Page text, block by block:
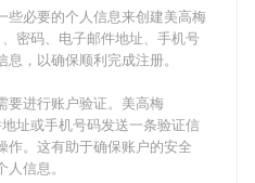
些必要的个人信息来创建美高梅
密码、电子邮件地址、手机号
，以确保顺利完成注册。
进行账户验证。 美高梅
址或手机号码发送一条验证信
作。这有助于确保账户的安全
信息。